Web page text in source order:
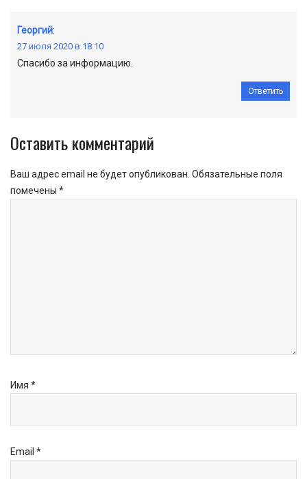
Георгий:
27 июля 2020 в 18:10
Спасибо за информацию.
Ответить
Оставить комментарий
Ваш адрес email не будет опубликован. Обязательные поля
помечены *
Имя *
Email *